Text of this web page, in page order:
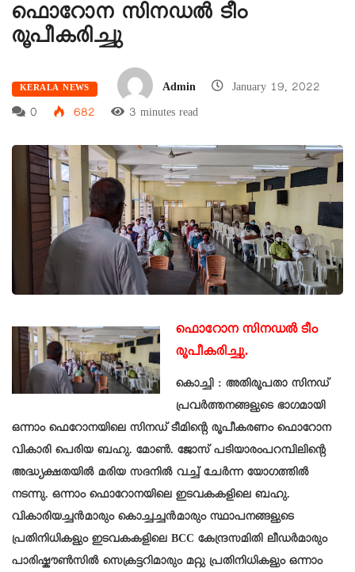
ഫൊറോന സിനഡൽ ടീം
രൂപീകരിച്ചു
KERALA NEWS Admin
January 19, 2022
0
682 3 minutes read
ഫൊറോന സിനഡൽടീം
രൂപീകരിച്ചു.
കൊച്ചി : അതിരൂപതാ സിനഡ്
പ്രവർത്തനങ്ങളുടെ ഭാഗമായി
ഒന്നാം ഫെറോനയിലെ സിനഡ് ടീമിന്റെ രൂപീകരണം ഫൊറോന
വികാരി പെരിയ ബഹു. മോൺ. ജോസ് പടിയാരംപറമ്പിലിന്റെ
അദ്ധ്യക്ഷതയിൽ മരിയ സദനിൽ വച്ച് ചേർന്ന യോഗത്തിൽ
നടന്നു. ഒന്നാം ഫൊറോനയിലെ ഇടവകകളിലെ ബഹു.
വികാരിയച്ചൻമാരും കൊച്ചച്ചൻമാരും സ്ഥാപനങ്ങളുടെ
പ്രതിനിധികളും ഇടവകകളിലെ BCC കേന്ദ്രസമിതി ലീഡർമാരും
പാരിഷ്കൗൺസിൽ സെക്രട്ടറിമാരും മറ്റു പ്രതിനിധികളും ഒന്നാം